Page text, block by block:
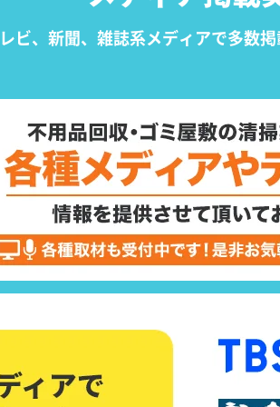
ビ、新聞、雑誌系メディアで多数